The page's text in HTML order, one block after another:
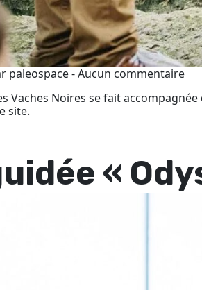
paleospace - Aucun commentaire
Vaches Noires se fait
site.
«